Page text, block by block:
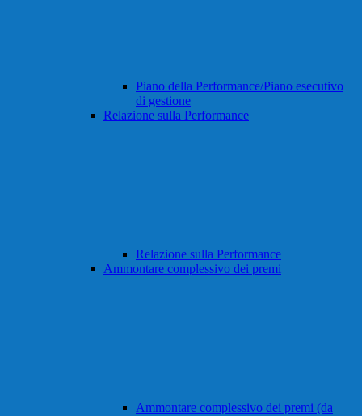
Piano della Performance/Piano esecutivo
di gestione
Relazione sulla Performance
Relazione sulla Performance
Ammontare complessivo dei premi
Ammontare complessivo dei premi (da